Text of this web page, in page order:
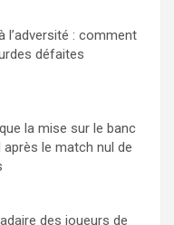
l’adversité : comment
défaites
la mise sur le banc
le match nul de
des joueurs de